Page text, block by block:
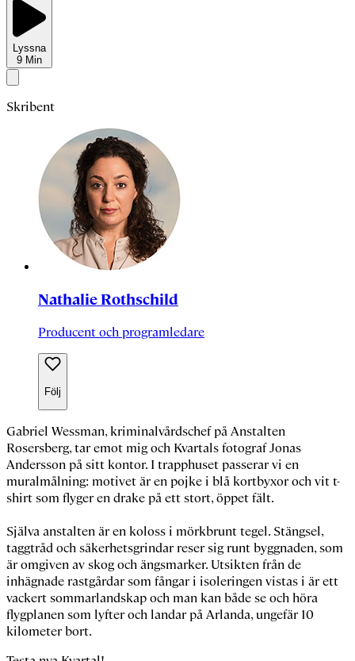
Lyssna
9 Min
Skribent
Nathalie Rothschild
Producent och programledare
Följ
Gabriel Wessman, kriminalvårdschef på Anstalten
Rosersberg, tar emot mig och Kvartals fotografJonas
Anderssonpå sitt kontor. I trapphuset passerar vi en
muralmålning: motivet är en pojke i blå kortbyxor och vit t-
shirt som flyger en drake på ett stort, öppet fält.
Själva anstalten är en koloss i mörkbrunt tegel. Stängsel,
taggtråd och säkerhetsgrindar reser sig runt byggnaden, som
är omgiven av skog och ängsmarker. Utsikten från de
inhägnade rastgårdar som fångar i isoleringen vistas i är ett
vackert sommarlandskap och man kan både se och höra
flygplanen som lyfter och landar på Arlanda, ungefär 10
kilometer bort.